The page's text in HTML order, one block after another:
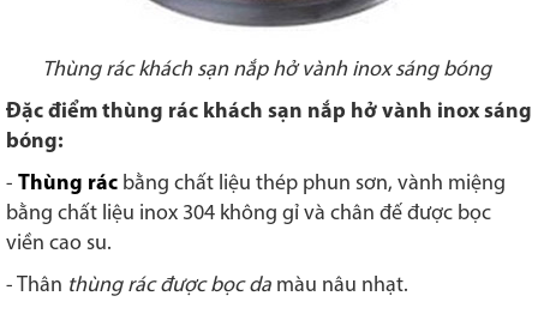
Thùng rác khách sạn nắp hở vành inox sáng bóng
Đặc điểm thùng rác khách sạn nắp hở vành inox sáng
bóng:
- Thùng rác bằng chất liệu thép phun sơn, vành miệng
bằng chất liệu inox 304 không gỉ và chân đế được bọc
viền cao su.
- Thân thùng rác được bọc da màu nâu nhạt.